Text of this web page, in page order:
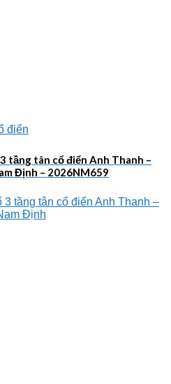
tầng tân cổ điển Anh Thanh –
Định – 2026NM659
tầng tân cổ điển Anh Thanh –
Định